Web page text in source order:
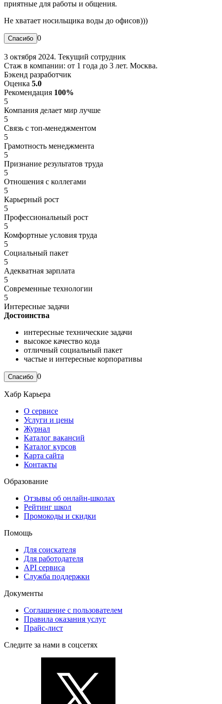
приятные для работы и общения.
Не хватает носильщика воды до офисов)))
0
3 октября 2024. Текущий сотрудник
Стаж в компании: от 1 года до 3 лет. Москва.
Бэкенд разработчик
Оценка 5.0
Рекомендация 100%
5
Компания делает мир лучше
5
Связь с топ-менеджментом
5
Грамотность менеджмента
5
Признание результатов труда
5
Отношения с коллегами
5
Карьерный рост
5
Профессиональный рост
5
Комфортные условия труда
5
Социальный пакет
5
Адекватная зарплата
5
Современные технологии
5
Интересные задачи
Достоинства
интересные технические задачи
высокое качество кода
отличный социальный пакет
частые и интересные корпоративы
0
Хабр Карьера
О сервисе
Услуги и цены
Журнал
Каталог вакансий
Каталог курсов
Карта сайта
Контакты
Образование
Отзывы об онлайн-школах
Рейтинг школ
Промокоды и скидки
Помощь
Для соискателя
Для работодателя
API сервиса
Служба поддержки
Документы
Соглашение с пользователем
Правила оказания услуг
Прайс-лист
Следите за нами в соцсетях